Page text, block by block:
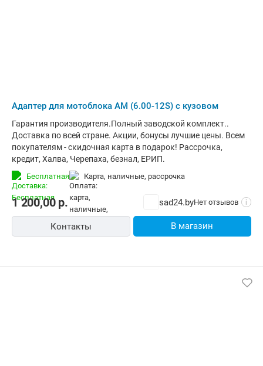
Адаптер для мотоблока АМ (6.00-12S) с кузовом
Гарантия производителя.Полный заводской комплект..
Доставка по всей стране. Акции, бонусы лучшие цены. Всем
покупателям - скидочная карта в подарок! Рассрочка,
кредит, Халва, Черепаха, безнал, ЕРИП.
Бесплатная карта, наличные, рассрочка
1 200,00р. sad24.byНет отзывов i
Контакты В магазин